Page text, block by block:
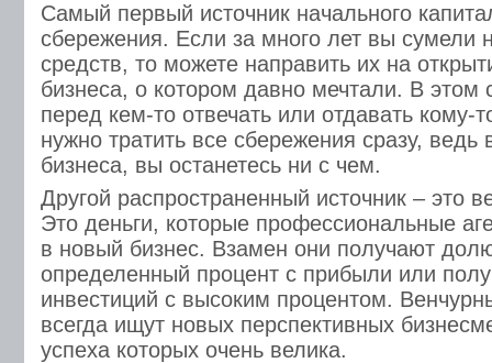
Самый первый источник начального
сбережения. Если за много лет вы сумели
средств, то можете направить их на
бизнеса, о котором давно мечтали. В этом
перед кем-то отвечать или отдавать кому-
нужно тратить все сбережения сразу, ведь
бизнеса, вы останетесь ни с чем.
Другой распространенный источник – это
Это деньги, которые профессиональные
в новый бизнес. Взамен они получают
определенный процент с прибыли или
инвестиций с высоким процентом.
всегда ищут новых перспективных
успеха которых очень велика.